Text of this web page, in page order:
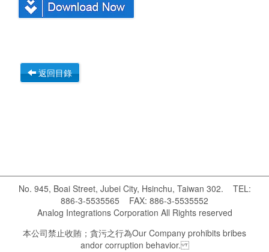
返回目錄
No. 945, Boai Street, Jubei City, Hsinchu, Taiwan 302. TEL:
886-3-5535565 FAX: 886-3-5535552
Analog Integrations Corporation All Rights reserved
本公司禁止收賄；貪污之行為 Our Company prohibits bribes
andor corruption behavior.